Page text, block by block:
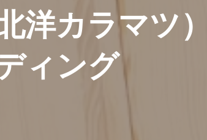
洋カラマツ
ィング